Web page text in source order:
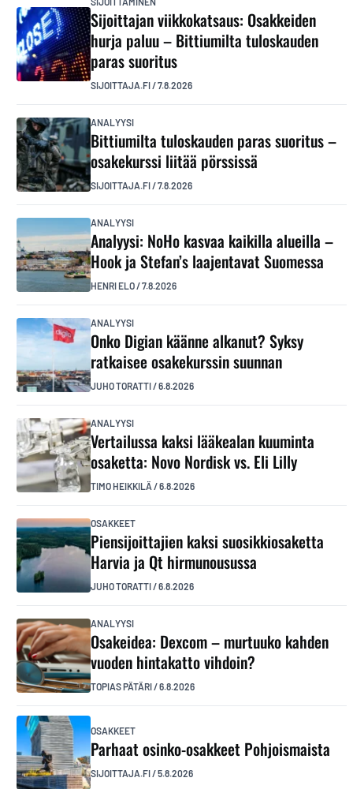
Sijoittajan viikkokatsaus: Osakkeiden
hurja paluu – Bittiumilta tuloskauden
paras suoritus
SIJOITTAJA.FI/7.8.2026
ANALYYSI
Bittiumilta tuloskauden paras suoritus –
osakekurssi liitää pörssissä
SIJOITTAJA.FI/7.8.2026
ANALYYSI
Analyysi: NoHo kasvaa kaikilla alueilla –
Hook ja Stefan’s laajentavat Suomessa
HENRI ELO/7.8.2026
ANALYYSI
Onko Digian käänne alkanut? Syksy
ratkaisee osakekurssin suunnan
JUHO TORATTI/6.8.2026
ANALYYSI
Vertailussa kaksi lääkealan kuuminta
osaketta: Novo Nordisk vs. Eli Lilly
TIMO HEIKKILÄ /6.8.2026
OSAKKEET
Piensijoittajien kaksi suosikkiosaketta
Harvia ja Qt hirmunousussa
JUHO TORATTI/6.8.2026
ANALYYSI
Osakeidea: Dexcom – murtuuko kahden
vuoden hintakatto vihdoin?
TOPIAS PÄTÄRI/6.8.2026
OSAKKEET
Parhaat osinko-osakkeet Pohjoismaista
SIJOITTAJA.FI/5.8.2026